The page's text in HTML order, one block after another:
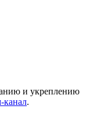
и укреплению
канал.